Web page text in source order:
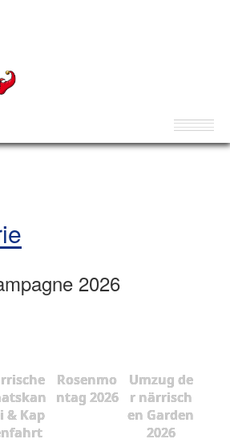
2026
& Kap
Rosenmo
ntag 2026
Umzug de
r närrisch
en Garden
2026